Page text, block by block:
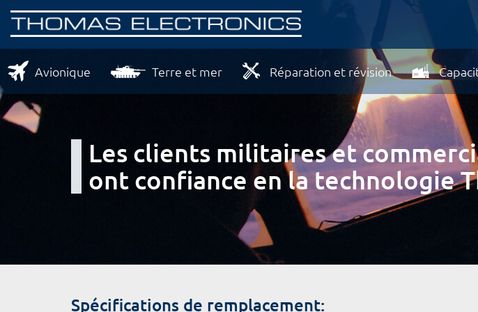
Avionique Terre et mer Réparation et révision
Les clients militaires et
ont confiance en la technologie
Spécifications de remplacement: